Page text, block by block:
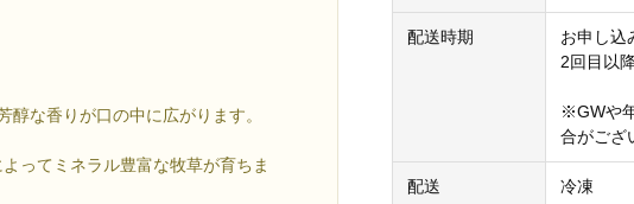
醇な香りが口の中に広がります。
ってミネラル豊富な牧草が育ちま
配送時期
お申し込
2回目以
※GWや
合がござ
配送 冷凍